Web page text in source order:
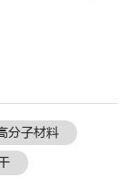
分子材料